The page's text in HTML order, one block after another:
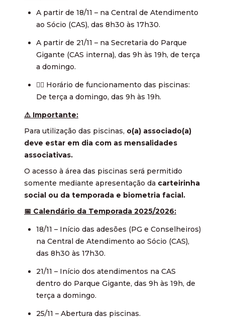
A partir de 18/11 – na Central de Atendimento
ao Sócio (CAS), das 8h30 às 17h30.
A partir de 21/11 – na Secretaria do Parque
Gigante (CAS interna), das 9h às 19h, de terça
a domingo.
🏊‍♂ Horário de funcionamento das piscinas:
De terça a domingo, das 9h às 19h.
⚠️ Importante:
Para utilização das piscinas, o(a) associado(a)
deve estar em dia com as mensalidades
associativas.
O acesso à área das piscinas será permitido
somente mediante apresentação da carteirinha
social ou da temporada e biometria facial.
📅 Calendário da Temporada 2025/2026:
18/11 – Início das adesões (PG e Conselheiros)
na Central de Atendimento ao Sócio (CAS),
das 8h30 às 17h30.
21/11 – Início dos atendimentos na CAS
dentro do Parque Gigante, das 9h às 19h, de
terça a domingo.
25/11 – Abertura das piscinas.